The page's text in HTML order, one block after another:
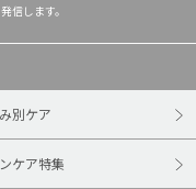
信します。
別ケア
ケア特集